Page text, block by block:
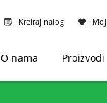
Kreiraj nalog
O nama Proizvodi